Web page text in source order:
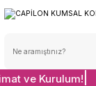
ve Kurulum!